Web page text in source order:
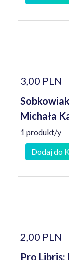
3,00 PLN
Michała
1 produkt/y
Dodaj do
2,00 PLN
Pro